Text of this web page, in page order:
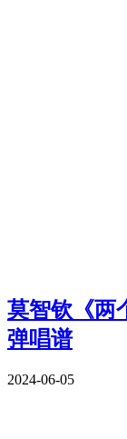
莫智钦《两
弹唱谱
2024-06-05